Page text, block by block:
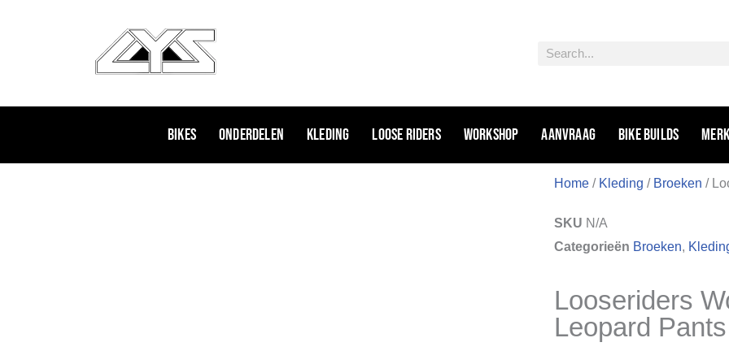
Zoeken
Bikes Onderdelen Kleding Loose riders Workshop Aanvraag Bike Builds
Home / Kleding / Broeken /
SKU N/A
Categorieën Broeken,
Looseriders
Leopard Pants